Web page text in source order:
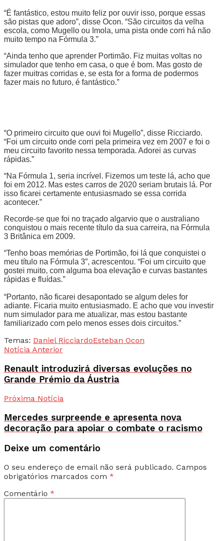
“É fantástico, estou muito feliz por ouvir isso, porque essas
são pistas que adoro”, disse Ocon. “São circuitos da velha
escola, como Mugello ou Imola, uma pista onde corri há não
muito tempo na Fórmula 3.”
“Ainda tenho que aprender Portimão. Fiz muitas voltas no
simulador que tenho em casa, o que é bom. Mas gosto de
fazer muitras corridas e, se esta for a forma de podermos
fazer mais no futuro, é fantástico.”
“O primeiro circuito que ouvi foi Mugello”, disse Ricciardo.
“Foi um circuito onde corri pela primeira vez em 2007 e foi o
meu circuito favorito nessa temporada. Adorei as curvas
rápidas.”
“Na Fórmula 1, seria incrível. Fizemos um teste lá, acho que
foi em 2012. Mas estes carros de 2020 seriam brutais lá. Por
isso ficarei certamente entusiasmado se essa corrida
acontecer.”
Recorde-se que foi no traçado algarvio que o australiano
conquistou o mais recente título da sua carreira, na Fórmula
3 Britânica em 2009.
“Tenho boas memórias de Portimão, foi lá que conquistei o
meu título na Fórmula 3”, acrescentou. “Foi um circuito que
gostei muito, com alguma boa elevação e curvas bastantes
rápidas e fluídas.”
“Portanto, não ficarei desapontado se algum deles for
adiante. Ficaria muito entusiasmado. E acho que vou investir
num simulador para me atualizar, mas estou bastante
familiarizado com pelo menos esses dois circuitos.”
Temas: Daniel RicciardoEsteban Ocon
Notícia Anterior
Renault introduzirá diversas evoluções no
Grande Prémio da Áustria
Próxima Notícia
Mercedes surpreende e apresenta nova
decoração para apoiar o combate o racismo
Deixe um comentário
O seu endereço de email não será publicado. Campos
obrigatórios marcados com *
Comentário *